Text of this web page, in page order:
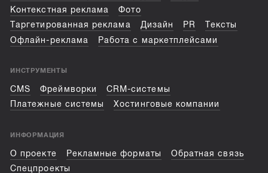
Контекстная реклама
Фото
Таргетированная реклама
Дизайн PR
Тексты
Офлайн-реклама
Работа с маркетплейсами
ИНСТРУМЕНТЫ
CMS Фреймворки
CRM-системы
Платежные системы
Хостинговые компании
ИНФОРМАЦИЯ
О проекте Рекламные форматы
Обратная связь
Спецпроекты